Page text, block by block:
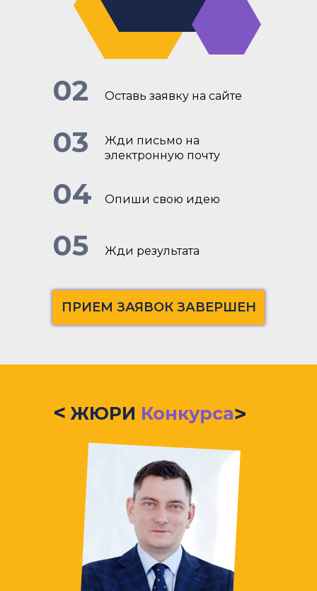
Возраст
Прочитай
03
02
05
04 Опиши свою идею
Оставь заявку на сайте
Жди результата
Жди письмо на
электронную почту
ПРИЕМ ЗАЯВОК ЗАВЕРШЕН
ЖЮРИ Конкурса
< <